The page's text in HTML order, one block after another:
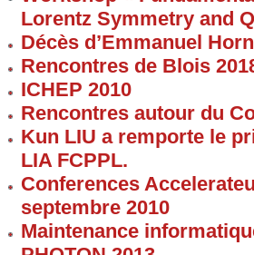
Lorentz Symmetry and
Décès d’Emmanuel
Rencontres de Blois
ICHEP 2010
Rencontres autour du
Kun LIU a remporte le
LIA FCPPL.
Conferences
septembre 2010
Maintenance